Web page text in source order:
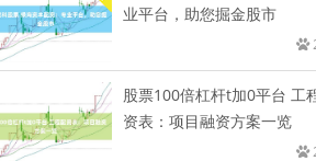
业平台，助您掘金股市
股票100倍杠杆t加0平台 工
资表：项目融资方案一览